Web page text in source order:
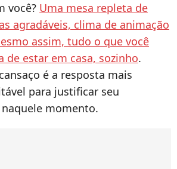
você? Uma mesa repleta de
agradáveis, clima de animação
assim, tudo o que você
de estar em casa, sozinho.
é a resposta mais
para justificar seu
momento.